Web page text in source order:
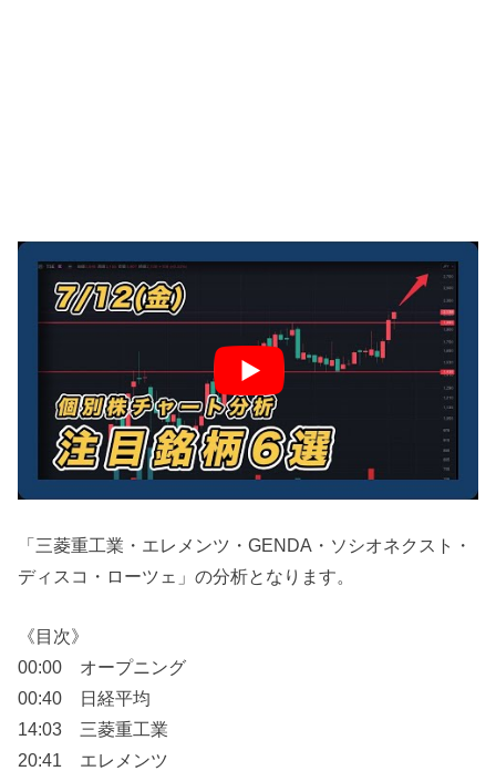
「三菱重工業・エレメンツ・GENDA・ソシオネクスト・
ディスコ・ローツェ」の分析となります。
《目次》
00:00 オープニング
00:40 日経平均
14:03 三菱重工業
20:41 エレメンツ